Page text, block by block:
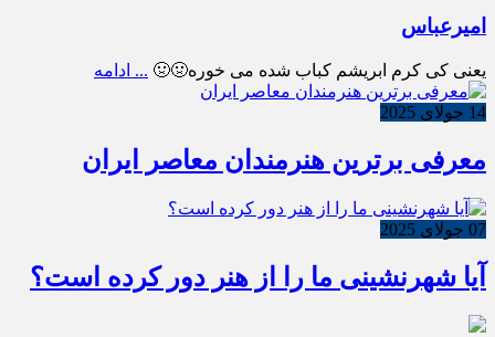
امیرعباس
یعنی کی کرم ابریشم کباب شده می خوره🤢🤢 ... ادامه
14 جولای 2025
معرفی برترین هنرمندان معاصر ایران
07 جولای 2025
آیا شهرنشینی ما را از هنر دور کرده است؟